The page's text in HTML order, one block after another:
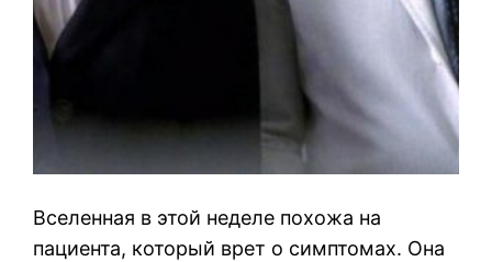
Вселенная в этой неделе похожа на
пациента, который врет о симптомах. Она